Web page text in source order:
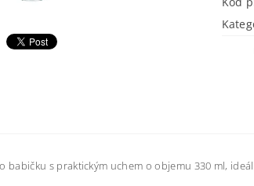
babičku s praktickým uchem o objemu 330 ml,